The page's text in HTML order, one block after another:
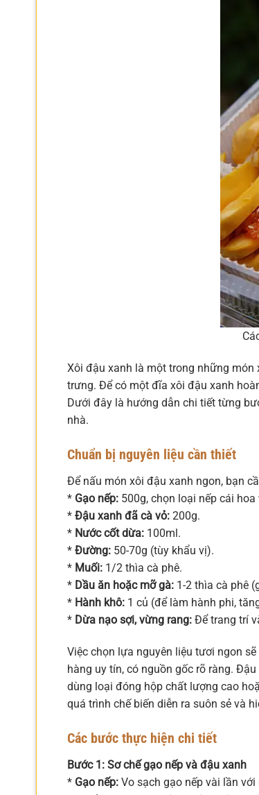
Xôi đậu xanh là một trong những
trưng. Để có một đĩa xôi đậu xanh
Dưới đây là hướng dẫn chi tiết từng
nhà.
Chuẩn bị nguyên liệu cần thiết
Để nấu món xôi đậu xanh ngon, bạn
* Gạo nếp: 500g, chọn loại nếp cái
* Đậu xanh đã cà vỏ: 200g.
* Nước cốt dừa: 100ml.
* Đường: 50-70g (tùy khẩu vị).
* Muối: 1/2 thìa cà phê.
* Dầu ăn hoặc mỡ gà: 1-2 thìa cà phê
* Hành khô: 1 củ (để làm hành phi,
* Dừa nạo sợi, vừng rang: Để trang trí
Việc chọn lựa nguyên liệu tươi ngon
hàng uy tín, có nguồn gốc rõ ràng.
dùng loại đóng hộp chất lượng cao
quá trình chế biến diễn ra suôn sẻ và
Các bước thực hiện chi tiết
Bước 1: Sơ chế gạo nếp và đậu xanh
* Gạo nếp: Vo sạch gạo nếp vài lần